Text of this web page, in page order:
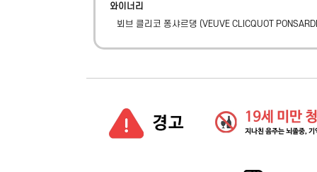
와이너리
뵈브 클리코 퐁샤르댕 (VEUVE CLICQUOT